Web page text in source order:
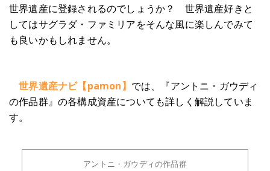
世界遺産に登録されるのでしょうか？ 世界遺産好きと
してはサグラダ・ファミリアをそんな風に楽しんでみて
も良いかもしれません。
世界遺産ナビ【pamon】 では、『アントニ・ガウディ
の作品群』の各構成資産についても詳しく解説していま
す。
アントニ・ガウディの作品群